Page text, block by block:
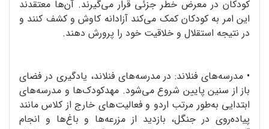
کودکان در معرض خطر جزئی قرار می‌گیرند. آن‌ها معتقدند
این امر به کودکان کمک می‌کند آزادانه کاوش و کشف کنند و
در نتیجه استقلال و خلاقیت خود را پرورش دهند.
• مدرسه‌های فنلاند: در مدرسه‌های فنلاند، یادگیری در فضای
باز از سنین پایین شروع می‌شود. مهدکودک‌ها و مدرسه‌های
ابتدایی به‌طور مرتب اردو و فعالیت‌های خارج از کلاس مانند
پیاده‌روی در جنگل، بازدید از مزرعه‌ها و باغ‌ها و انجام